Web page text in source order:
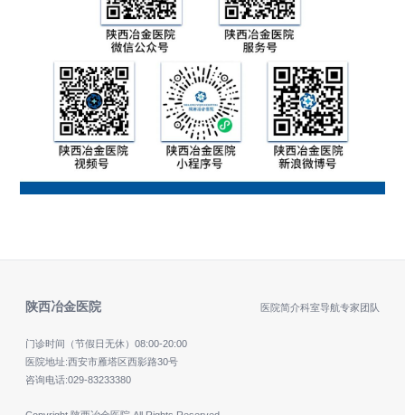
陕西冶金医院 医院简介科室导航专家团队
门诊时间（节假日无休） 08:00-20:00
医院地址:西安市雁塔区西影路30号
咨询电话:029-83233380